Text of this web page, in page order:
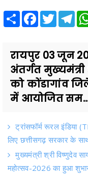
Share Facebook
Twitter
रायपुर 03 जून
अंतर्गत मुख्यमंत्री
को कोंडागांव
में आयोजित
ट्रांसफॉर्म रूरल इंडिया
लिए छत्तीसगढ़ सरकार के
मुख्यमंत्री श्री विष्णुदेव
महोत्सव-2026 का हुआ